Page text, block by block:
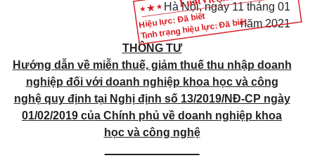
Hiệu lực: Đã biết
Tình trạng hiệu lực: Đã biết
Hà Nội, ngày 11 tháng 01
năm 2021
THÔNG TƯ
Hướng dẫn về miễn thuế, giảm thuế thu nhập doanh
nghiệp đối với doanh nghiệp khoa học và công
nghệ quy định tại Nghị định số 13/2019/NĐ-CP ngày
01/02/2019 của Chính phủ về doanh nghiệp khoa
học và công nghệ